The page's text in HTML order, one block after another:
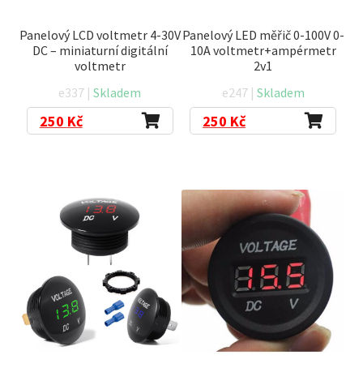
Panelový LCD voltmetr 4-30V
DC – miniaturní digitální
voltmetr
e337 |Skladem
250 Kč
Panelový LED měřič 0-100V 0-
10A voltmetr+ampérmetr
2v1
e247 | Skladem
250 Kč